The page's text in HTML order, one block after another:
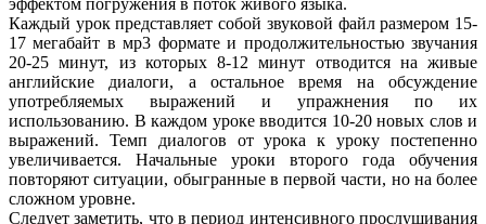
эффектом погружения в поток живого языка.
Каждый урок представляет собой звуковой файл размером 15-
17 мегабайт в мр3 формате и продолжительностью звучания
20-25 минут, из которых 8-12 минут отводится на живые
английские диалоги, а остальное время на обсуждение
употребляемых выражений и упражнения по их
использованию. В каждом уроке вводится 10-20 новых слов и
выражений. Темп диалогов от урока к уроку постепенно
увеличивается. Начальные уроки второго года обучения
повторяют ситуации, обыгранные в первой части, но на более
сложном уровне.
Следует заметить, что в период интенсивного прослушивания